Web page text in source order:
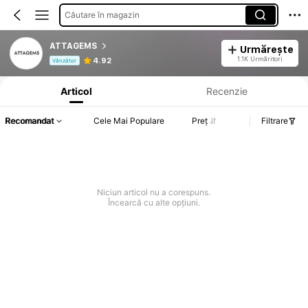
Căutare în magazin
ATTAGEMS
Vânzător 4.92
Urmărește
1.1K Urmăritori
Informații despre produs: Divulgarea prețului, detalii privind vânzările și stocul.
Articol Recenzie
Recomandat Cele Mai Populare Preț Filtrare
Niciun articol nu a corespuns.
Încearcă cu alte opțiuni.